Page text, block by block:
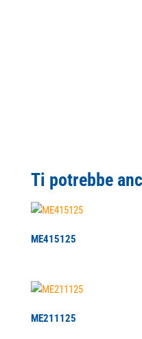
Ti potrebbe
ME415125
ME211125